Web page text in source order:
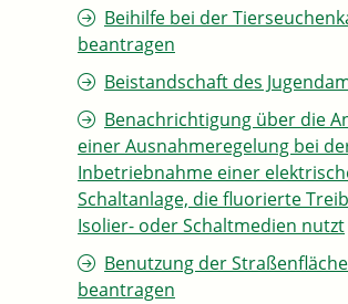
Beihilfe bei der
beantragen
Beistandschaft des
Benachrichtigung über die
einer Ausnahmeregelung bei
Inbetriebnahme einer
Schaltanlage, die fluorierte
Isolier- oder Schaltmedien nutzt
Benutzung der
beantragen